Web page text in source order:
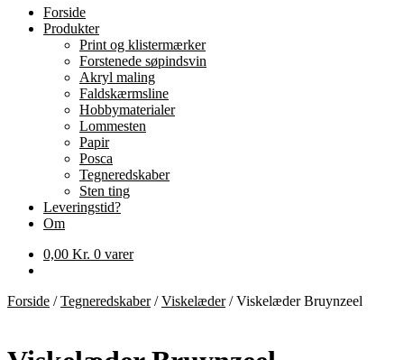
Forside
Produkter
Print og klistermærker
Forstenede søpindsvin
Akryl maling
Faldskærmsline
Hobbymaterialer
Lommesten
Papir
Posca
Tegneredskaber
Sten ting
Leveringstid?
Om
0,00 Kr. 0 varer
Forside /Tegneredskaber/Viskelæder/Viskelæder Bruynzeel